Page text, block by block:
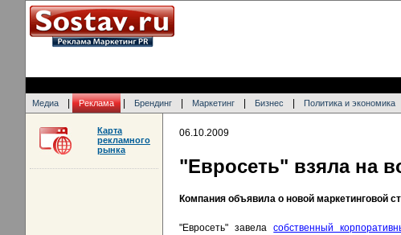
Медиа Реклама Брендинг Маркетинг Бизнес Политика и экономика
06.10.2009
"Евросеть" взяла на
Компания объявила о новой маркетинговой
"Евросеть" завеласобственный
Карта
рекламного
рынка